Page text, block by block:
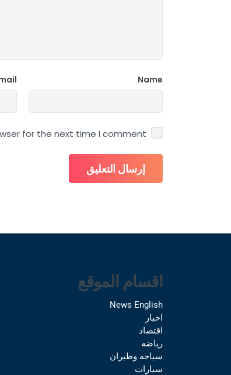
Name
for the next time I comment.
اقسام الموقع
News English
اخبار
اقتصاد
رياضه
سياحه وطيران
سيارات